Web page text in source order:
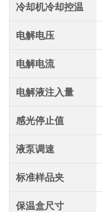
冷却机冷却控温
电解电压
电解电流
电解液注入量
感光停止值
液泵调速
标准样品夹
保温盒尺寸